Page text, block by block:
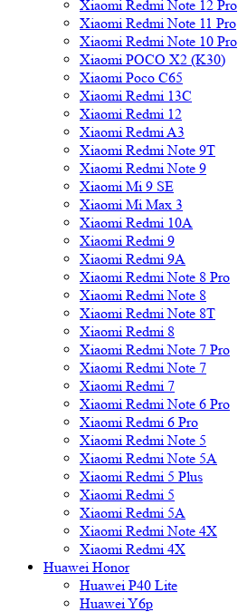
Xiaomi Redmi Note 12 Pro
Xiaomi Redmi Note 11 Pro
Xiaomi Redmi Note 10 Pro
Xiaomi POCO X2 (K30)
Xiaomi Poco C65
Xiaomi Redmi 13C
Xiaomi Redmi 12
Xiaomi Redmi A3
Xiaomi Redmi Note 9T
Xiaomi Redmi Note 9
Xiaomi Mi 9 SE
Xiaomi Mi Max 3
Xiaomi Redmi 10A
Xiaomi Redmi 9
Xiaomi Redmi 9A
Xiaomi Redmi Note 8 Pro
Xiaomi Redmi Note 8
Xiaomi Redmi Note 8T
Xiaomi Redmi 8
Xiaomi Redmi Note 7 Pro
Xiaomi Redmi Note 7
Xiaomi Redmi 7
Xiaomi Redmi Note 6 Pro
Xiaomi Redmi 6 Pro
Xiaomi Redmi Note 5
Xiaomi Redmi Note 5A
Xiaomi Redmi 5 Plus
Xiaomi Redmi 5
Xiaomi Redmi 5A
Xiaomi Redmi Note 4X
Xiaomi Redmi 4X
Huawei Honor
Huawei P40 Lite
Huawei Y6p